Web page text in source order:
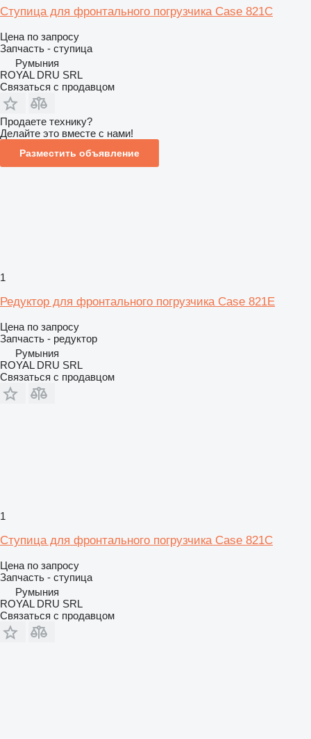
Ступица для фронтального погрузчика Case 821C
Цена по запросу
Запчасть - ступица
Румыния
ROYAL DRU SRL
Связаться с продавцом
Продаете технику?
Делайте это вместе с нами!
Разместить объявление
1
Редуктор для фронтального погрузчика Case 821E
Цена по запросу
Запчасть - редуктор
Румыния
ROYAL DRU SRL
Связаться с продавцом
1
Ступица для фронтального погрузчика Case 821C
Цена по запросу
Запчасть - ступица
Румыния
ROYAL DRU SRL
Связаться с продавцом